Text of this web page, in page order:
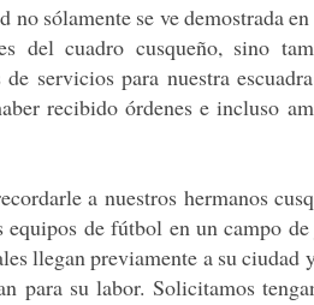
no sólamente se ve demostrada
del cuadro cusqueño, sino
de servicios para nuestra
recibido órdenes e incluso
a nuestros hermanos
equipos de fútbol en un campo
llegan previamente a su
para su labor. Solicitamos